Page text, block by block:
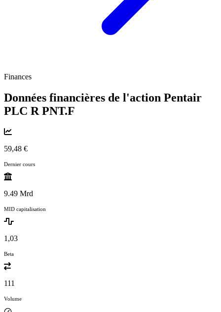
Finances
Données financières de l'action Pentair
PLC R PNT.F
59,48 €
Dernier cours
9.49 Mrd
MID capitalisation
1,03
Beta
111
Volume